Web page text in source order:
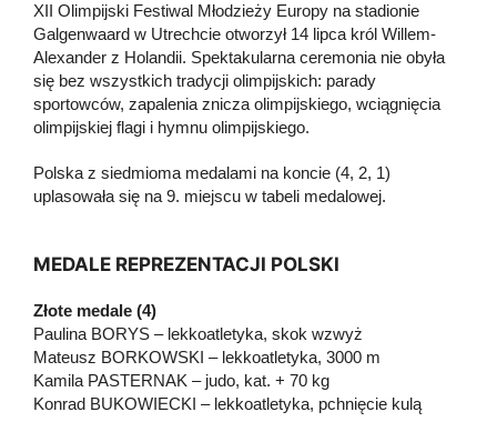
XII Olimpijski Festiwal Młodzieży Europy na stadionie
Galgenwaard w Utrechcie otworzył 14 lipca król Willem-
Alexander z Holandii. Spektakularna ceremonia nie obyła
się bez wszystkich tradycji olimpijskich: parady
sportowców, zapalenia znicza olimpijskiego, wciągnięcia
olimpijskiej flagi i hymnu olimpijskiego.
Polska z siedmioma medalami na koncie (4, 2, 1)
uplasowała się na 9. miejscu w tabeli medalowej.
MEDALE REPREZENTACJI POLSKI
Złote medale (4)
Paulina BORYS – lekkoatletyka, skok wzwyż
Mateusz BORKOWSKI – lekkoatletyka, 3000 m
Kamila PASTERNAK – judo, kat. + 70 kg
Konrad BUKOWIECKI – lekkoatletyka, pchnięcie kulą